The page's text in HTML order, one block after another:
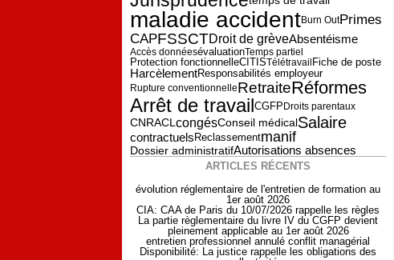
maladie accidentBurn OutPrimes
CAPFSSCTDroit de grèveAbsentéisme
Accès donnéesévaluationTemps partiel
Protection fonctionnelleCITISTélétravailFiche de poste
HarcèlementResponsabilités employeur
Rupture conventionnelleRetraiteRéformes
Arrêt de travailCGFPDroits parentaux
CNRACLcongésConseil médical Salaire
contractuelsReclassementmanif
Dossier administratifAutorisations absences
ARTICLES RÉCENTS
évolution réglementaire de l'entretien de formation au
1er août 2026
CIA: CAA de Paris du 10/07/2026 rappelle les règles
La partie règlementaire du livre IV du CGFP devient
pleinement applicable au 1er août 2026
entretien professionnel annulé conflit managérial
Disponibilité: La justice rappelle les obligations des